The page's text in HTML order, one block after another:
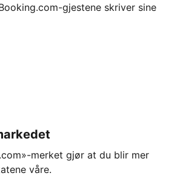
gjestene skriver sine
merket gjør at du blir mer
våre.